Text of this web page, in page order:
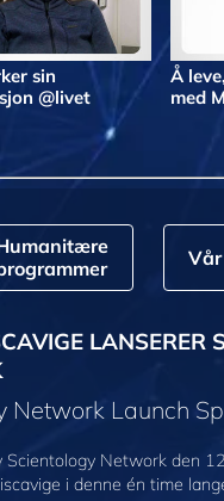
sin
@livet
Å
med
LANSERER
Network Launch
Scientology Network den
i denne én time